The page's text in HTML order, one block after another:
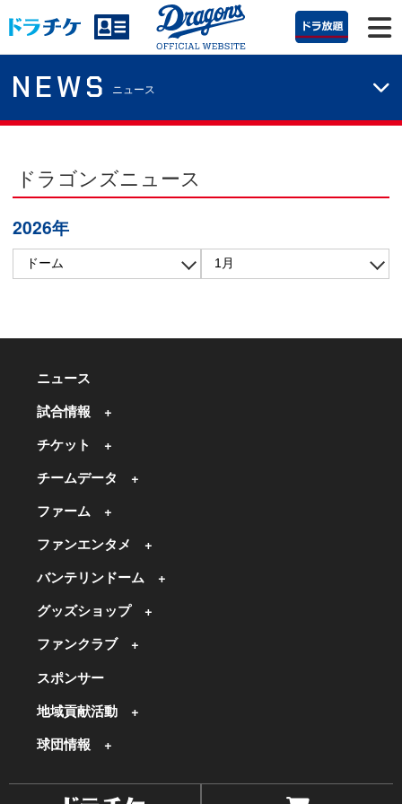
NEWS ニュース
ドラゴンズニュース
2026年
ニュース
試合情報
チケット
チームデータ
ファーム
ファンエンタメ
バンテリンドーム
グッズショップ
ファンクラブ
スポンサー
地域貢献活動
球団情報